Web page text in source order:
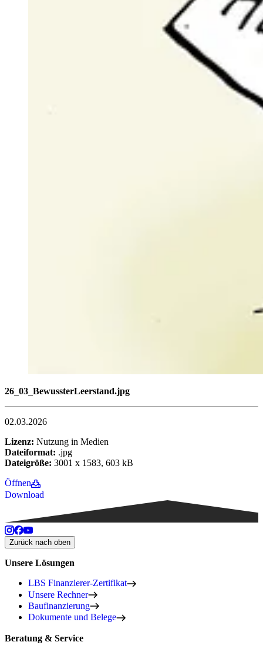
26_03_BewussterLeerstand.jpg
02.03.2026
Lizenz: Nutzung in Medien
Dateiformat: .jpg
Dateigröße: 3001 x 1583, 603 kB
Öffnen
Download
Zurück nach oben
Unsere Lösungen
LBS Finanzierer-Zertifikat
Unsere Rechner
Baufinanzierung
Dokumente und Belege
Beratung & Service